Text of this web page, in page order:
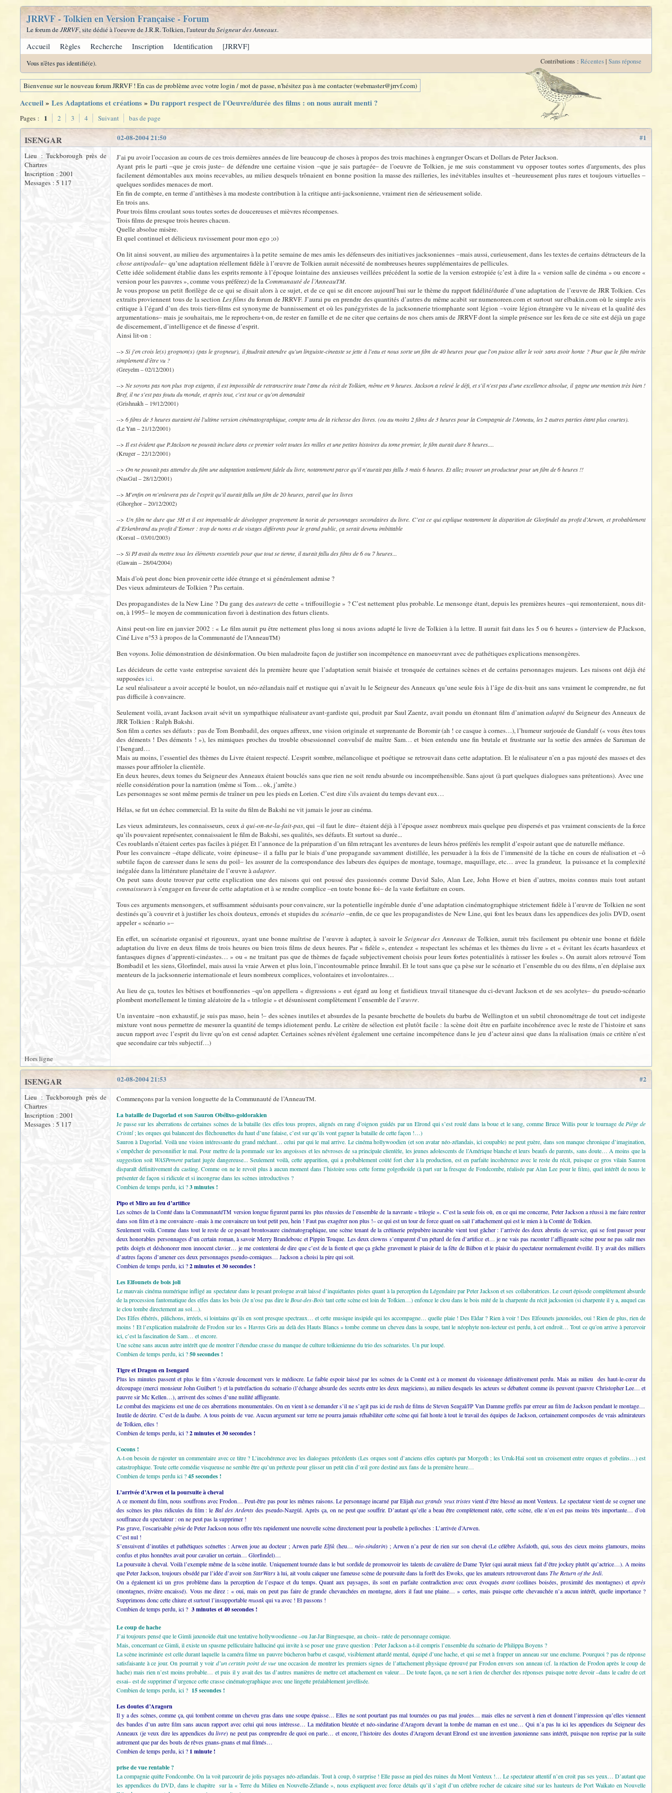
JRRVF - Tolkien en Version Française - Forum
Le forum deJRRVF, site dédié à l'oeuvre de J.R.R. Tolkien, l'auteur du Seigneur des Anneaux.
Accueil Règles Recherche Inscription Identification [JRRVF]
Vous n'êtes pas identifié(e). Contributions : Récentes| Sans réponse
Bienvenue sur le nouveau forum JRRVF ! En cas de problème avec votre login / mot de passe, n'hésitez pas à me contacter (webmaster@jrrvf.com)
Accueil» Les Adaptations et créations» Du rapport respect de l'Oeuvre/durée des films : on nous aurait menti ?
Pages : 1 2 3 4 Suivant bas de page
#1
02-08-2004 21:50
ISENGAR
Lieu : Tuckborough près de
Chartres
Inscription : 2001
Messages : 5 117
J’ai pu avoir l’occasion au cours de ces trois dernières années de lire beaucoup de choses à propos des trois machines à engranger Oscars et Dollars de Peter Jackson.
Ayant pris le parti –que je crois juste– de défendre une certaine vision –que je sais partagée– de l’oeuvre de Tolkien, je me suis constamment vu opposer toutes sortes d'arguments, des plus
facilement démontables aux moins recevables, au milieu desquels trônaient en bonne position la masse des railleries, les inévitables insultes et –heureusement plus rares et toujours virtuelles –
quelques sordides menaces de mort.
En fin de compte, en terme d’antithèses à ma modeste contribution à la critique anti-jacksonienne, vraiment rien de sérieusement solide.
En trois ans.
Pour trois films croulant sous toutes sortes de doucereuses et mièvres récompenses.
Trois films de presque trois heures chacun.
Quelle absolue misère.
Et quel continuel et délicieux ravissement pour mon ego ;o)
On lit ainsi souvent, au milieu des argumentaires à la petite semaine de mes amis les défenseurs des initiatives jacksoniennes –mais aussi, curieusement, dans les textes de certains détracteurs de la
chose antipodale– qu’une adaptation réellement fidèle à l’œuvre de Tolkien aurait nécessité de nombreuses heures supplémentaires de pellicules.
Cette idée solidement établie dans les esprits remonte à l’époque lointaine des anxieuses veillées précédent la sortie de la version estropiée (c’est à dire la « version salle de cinéma » ou encore «
version pour les pauvres », comme vous préférez) de la Communauté de l’AnneauTM.
Je vous propose un petit florilège de ce qui se disait alors à ce sujet, et de ce qui se dit encore aujourd’hui sur le thème du rapport fidélité/durée d’une adaptation de l’œuvre de JRR Tolkien. Ces
extraits proviennent tous de la section Les films du forum de JRRVF. J’aurai pu en prendre des quantités d’autres du même acabit sur numenoreen.com et surtout sur elbakin.com où le simple avis
critique à l’égard d’un des trois tiers-films est synonyme de bannissement et où les panégyristes de la jacksonnerie triomphante sont légion –voire légion étrangère vu le niveau et la qualité des
argumentations– mais je souhaitais, me le reprochera-t-on, de rester en famille et de ne citer que certains de nos chers amis de JRRVF dont la simple présence sur les fora de ce site est déjà un gage
de discernement, d’intelligence et de finesse d’esprit.
Ainsi lit-on :
-->Si j'en crois le(s) grognon(s) (pas le grogneur), il faudrait attendre qu'un linguiste-cineaste se jette à l'eau et nous sorte un film de 40 heures pour que l'on puisse aller le voir sans avoir honte ? Pour que le film mérite
simplement d'être vu ?
(Greyelm – 02/12/2001)
-->Ne soyons pas non plus trop exigents, il est impossible de retranscrire toute l'ame du récit de Tolkien, même en 9 heures. Jackson a relevé le défi, et s'il n'est pas d'une excellence absolue, il gagne une mention très bien !
Bref, il ne s'est pas foutu du monde, et après tout, c'est tout ce qu'on demandait
(Grishnakh – 19/12/2001)
--> 6 films de 3 heures auraient été l'ultime version cinématographique, compte tenu de la richesse des livres. (ou au moins 2 films de 3 heures pour la Compagnie de l'Anneau, les 2 autres parties étant plus courtes).
(Le Yan – 21/12/2001)
--> Il est évident que P.Jackson ne pouvait inclure dans ce premier volet toutes les milles et une petites histoires du tome premier, le film aurait dure 8 heures....
(Kruger – 22/12/2001)
--> On ne pouvait pas attendre du film une adaptation totalement fidele du livre, notamment parce qu'il n'aurait pas fallu 3 mais 6 heures. Et allez trouver un producteur pour un film de 6 heures !!
(NasGul – 28/12/2001)
--> M'enfin on m'enlevera pas de l'esprit qu'il aurait fallu un film de 20 heures, pareil que les livres
(Ghorghor – 20/12/2002)
--> Un film ne dure que 3H et il est impensable de développer proprement la noria de personnages secondaires du livre. C’est ce qui explique notamment la disparition de Glorfindel au profit d’Arwen, et probablement
d’Erkenbrand au profit d’Eomer : trop de noms et de visages différents pour le grand public, ça serait devenu imbittable
(Korsul – 03/01/2003)
--> Si PJ avait du mettre tous les éléments essentiels pour que tout se tienne, il aurait fallu des films de 6 ou 7 heures...
(Gawain – 28/04/2004)
Mais d’où peut donc bien provenir cette idée étrange et si généralement admise ?
Des vieux admirateurs de Tolkien ? Pas certain.
Des propagandistes de la New Line ? Du gang desauteursde cette « triffouillogie » ? C’est nettement plus probable. Le mensonge étant, depuis les premières heures –qui remonteraient, nous dit-
on, à 1995– le moyen de communication favori à destination des futurs clients.
Ainsi peut-on lire en janvier 2002 : « Le film aurait pu être nettement plus long si nous avions adapté le livre de Tolkien à la lettre. Il aurait fait dans les 5 ou 6 heures » (interview de P.Jackson,
Ciné Live n°53 à propos de la Communauté de l’AnneauTM)
Ben voyons. Jolie démonstration de désinformation. Ou bien maladroite façon de justifier son incompétence en manoeuvrant avec de pathétiques explications mensongères.
Les décideurs de cette vaste entreprise savaient dés la première heure que l’adaptation serait biaisée et tronquée de certaines scènes et de certains personnages majeurs. Les raisons ont déjà été
supposéesici.
Le seul réalisateur a avoir accepté le boulot, un néo-zélandais naïf et rustique qui n’avait lu le Seigneur des Anneaux qu’une seule fois à l’âge de dix-huit ans sans vraiment le comprendre, ne fut
pas difficile à convaincre.
Seulement voilà, avant Jackson avait sévit un sympathique réalisateur avant-gardiste qui, produit par Saul Zaentz, avait pondu un étonnant film d’animationadapté du Seigneur des Anneaux de
JRR Tolkien : Ralph Bakshi.
Son film a certes ses défauts : pas de Tom Bombadil, des orques affreux, une vision originale et surprenante de Boromir (ah ! ce casque à cornes…), l’humeur surjouée de Gandalf (« vous êtes tous
des déments ! Des déments ! »), les mimiques proches du trouble obsessionnel convulsif de maître Sam… et bien entendu une fin brutale et frustrante sur la sortie des armées de Saruman de
l’Isengard…
Mais au moins, l’essentiel des thèmes du Livre étaient respecté. L’esprit sombre, mélancolique et poétique se retrouvait dans cette adaptation. Et le réalisateur n’en a pas rajouté des masses et des
masses pour affrioler la clientèle.
En deux heures, deux tomes du Seigneur des Anneaux étaient bouclés sans que rien ne soit rendu absurde ou incompréhensible. Sans ajout (à part quelques dialogues sans prétentions). Avec une
réelle considération pour la narration (même si Tom… ok, j’arrête.)
Les personnages se sont même permis de traîner un peu les pieds en Lorien. C’est dire s’ils avaient du temps devant eux…
Hélas, se fut un échec commercial. Et la suite du film de Bakshi ne vit jamais le jour au cinéma.
Les vieux admirateurs, les connaisseurs, ceux à qui-on-ne-la-fait-pas, qui –il faut le dire– étaient déjà à l’époque assez nombreux mais quelque peu dispersés et pas vraiment conscients de la force
qu’ils pouvaient représenter, connaissaient le film de Bakshi, ses qualités, ses défauts. Et surtout sa durée...
Ces roublards n’étaient certes pas faciles à piéger. Et l’annonce de la préparation d’un film retraçant les aventures de leurs héros préférés les remplit d’espoir autant que de naturelle méfiance.
Pour les convaincre –étape délicate, voire épineuse– il a fallu par le biais d’une propagande savamment distillée, les persuader à la fois de l’immensité de la tâche en cours de réalisation et –ô
subtile façon de caresser dans le sens du poil– les assurer de la correspondance des labeurs des équipes de montage, tournage, maquillage, etc… avec la grandeur, la puissance et la complexité
inégalée dans la littérature planétaire de l’œuvre àadapter.
On peut sans doute trouver par cette explication une des raisons qui ont poussé des passionnés comme David Salo, Alan Lee, John Howe et bien d’autres, moins connus mais tout autant
connaisseursà s’engager en faveur de cette adaptation et à se rendre complice –en toute bonne foi– de la vaste forfaiture en cours.
Tous ces arguments mensongers, et suffisamment séduisants pour convaincre, sur la potentielle ingérable durée d’une adaptation cinématographique strictement fidèle à l’œuvre de Tolkien ne sont
destinés qu’à couvrir et à justifier les choix douteux, erronés et stupides du scénario–enfin, de ce que les propagandistes de New Line, qui font les beaux dans les appendices des jolis DVD, osent
appeler « scénario »–
En effet, un scénariste organisé et rigoureux, ayant une bonne maîtrise de l’œuvre à adapter, à savoir leSeigneur des Anneaux de Tolkien, aurait très facilement pu obtenir une bonne et fidèle
adaptation du livre en deux films de trois heures ou bien trois films de deux heures. Par « fidèle », entendez « respectant les schémas et les thèmes du livre » et « évitant les écarts hasardeux et
fantasques dignes d’apprenti-cinéastes… » ou « ne traitant pas que de thèmes de façade subjectivement choisis pour leurs fortes potentialités à ratisser les foules ». On aurait alors retrouvé Tom
Bombadil et les siens, Glorfindel, mais aussi la vraie Arwen et plus loin, l’incontournable prince Imrahil. Et le tout sans que ça pèse sur le scénario et l’ensemble du ou des films, n’en déplaise aux
menteurs de la jacksonnerie internationale et leurs nombreux complices, volontaires et involontaires…
Au lieu de ça, toutes les bêtises et bouffonneries –qu’on appellera « digressions » eut égard au long et fastidieux travail titanesque du ci-devant Jackson et de ses acolytes– du pseudo-scénario
plombent mortellement le timing aléatoire de la « trilogie » et désunissent complètement l’ensemble de l’œuvre.
Un inventaire –non exhaustif, je suis pas maso, hein !– des scènes inutiles et absurdes de la pesante brochette de boulets du barbu de Wellington et un subtil chronométrage de tout cet indigeste
mixture vont nous permettre de mesurer la quantité de temps idiotement perdu. Le critère de sélection est plutôt facile : la scène doit être en parfaite incohérence avec le reste de l’histoire et sans
aucun rapport avec l’esprit du livre qu’on est censé adapter. Certaines scènes révèlent également une certaine incompétence dans le jeu d’acteur ainsi que dans la réalisation (mais ce critère n’est
que secondaire car très subjectif…)
Hors ligne
#2
02-08-2004 21:53
ISENGAR
Lieu : Tuckborough près de
Chartres
Inscription : 2001
Messages : 5 117
Commençons par la version longuette de la Communauté de l’AnneauTM.
La bataille de Dagorlad et son Sauron Obélixo-goldorakien
Je passe sur les aberrations de certaines scènes de la bataille (les elfes tous propres, alignés en rang d’oignon guidés par un Elrond qui s’est roulé dans la boue et le sang, comme Bruce Willis pour le tournage de Piège de
Cristal; les orques qui balancent des flèchounettes du haut d’une falaise, c’est sur qu’ils vont gagner la bataille de cette façon !…)
Sauron à Dagorlad. Voilà une vision intéressante du grand méchant… celui par qui le mal arrive. Le cinéma hollywoodien (et son avatar néo-zélandais, ici coupable) ne peut guère, dans son manque chronique d’imagination,
s’empêcher de personnifier le mal. Pour mettre de la pommade sur les angoisses et les névroses de sa principale clientèle, les jeunes adolescents de l’Amérique blanche et leurs beaufs de parents, sans doute… A moins que la
suggestion soit WASPementparlant jugée dangereuse... Seulement voilà, cette apparition, qui a probablement coûté fort cher à la production, est en parfaite incohérence avec le reste du récit, puisque ce gros vilain Sauron
disparaît définitivement du casting. Comme on ne le revoit plus à aucun moment dans l’histoire sous cette forme golgothoïde (à part sur la fresque de Fondcombe, réalisée par Alan Lee pour le film), quel intérêt de nous le
présenter de façon si ridicule et si incongrue dans les scènes introductives ?
Combien de temps perdu, ici ?3 minutes !
Pipo et Miro au feu d’artifice
Les scènes de la Comté dans la CommunautéTM version longue figurent parmi les plus réussies de l’ensemble de la navrante « trilogie ». C’est la seule fois où, en ce qui me concerne, Peter Jackson a réussi à me faire rentrer
dans son film et à me convaincre –mais à me convaincre un tout petit peu, hein ! Faut pas exagérer non plus !– ce qui est un tour de force quant on sait l’attachement qui est le mien à la Comté de Tolkien.
Seulement voilà. Comme dans tout le reste de ce pesant brontosaure cinématographique, une scène tenant de la crétinerie prépubère incurable vient tout gâcher : l’arrivée des deux abrutis de service, qui se font passer pour
deux honorables personnages d’un certain roman, à savoir Merry Brandebouc et Pippin Touque. Les deux clowns s’emparent d’un pétard de feu d’artifice et… je ne vais pas raconter l’affligeante scène pour ne pas salir mes
petits doigts et déshonorer mon innocent clavier… je me contenterai de dire que c’est de la fiente et que ça gâche gravement le plaisir de la fête de Bilbon et le plaisir du spectateur normalement éveillé. Il y avait des milliers
d’autres façons d’amener ces deux personnages pseudo-comiques… Jackson a choisi la pire qui soit.
Combien de temps perdu, ici ?2 minutes et 30 secondes !
Les Elfounets de bois joli
Le mauvais cinéma numérique infligé au spectateur dans le pesant prologue avait laissé d’inquiétantes pistes quant à la perception du Légendaire par Peter Jackson et ses collaboratrices. Le court épisode complètement absurde
de la procession fantomatique des elfes dans les bois (Je n’ose pas dire le Bout-des-Boistant cette scène est loin de Tolkien…) enfonce le clou dans le bois mité de la charpente du récit jacksonien (si charpente il y a, auquel cas
le clou tombe directement au sol…).
Des Elfes éthérés, pâlichons, irréels, si lointains qu’ils en sont presque spectraux… et cette musique insipide qui les accompagne… quelle plaie ! Des Eldar ? Rien à voir ! Des Elfounets jaxonoïdes, oui ! Rien de plus, rien de
moins ! Et l’explication maladroite de Frodon sur les « Havres Gris au delà des Hauts Blancs » tombe comme un cheveu dans la soupe, tant le néophyte non-lecteur est perdu, à cet endroit… Tout ce qu’on arrive à percevoir
ici, c’est la fascination de Sam… et encore.
Une scène sans aucun autre intérêt que de montrer l’étendue crasse du manque de culture tolkienienne du trio des scénaristes. Un pur loupé.
Combien de temps perdu, ici ?50 secondes !
Tigre et Dragon en Isengard
Plus les minutes passent et plus le film s’écroule doucement vers le médiocre. Le faible espoir laissé par les scènes de la Comté est à ce moment du visionnage définitivement perdu. Mais au milieu des haut-le-cœur du
découpage (merci monsieur John Guilbert !) et la putréfaction du scénario (l’échange absurde des secrets entre les deux magiciens), au milieu desquels les acteurs se débattent comme ils peuvent (pauvre Christopher Lee… et
pauvre sir Mc Kellen…), arrivent des scènes d’une nullité affligeante.
Le combat des magiciens est une de ces aberrations monumentales. On en vient à se demander s’il ne s’agit pas ici de rush de films de Steven Seagal/JP Van Damme greffés par erreur au film de Jackson pendant le montage…
Inutile de décrire. C’est de la daube. A tous points de vue. Aucun argument sur terre ne pourra jamais réhabiliter cette scène qui fait honte à tout le travail des équipes de Jackson, certainement composées de vrais admirateurs
de Tolkien, elles !
Combien de temps perdu, ici ?2 minutes et 30 secondes !
Cocons !
A-t-on besoin de rajouter un commentaire avec ce titre ? L’incohérence avec les dialogues précédents (Les orques sont d’anciens elfes capturés par Morgoth ; les Uruk-Haï sont un croisement entre orques et gobelins…) est
catastrophique. Toute cette comédie visqueuse ne semble être qu’un prétexte pour glisser un petit clin d’œil gore destiné aux fans de la première heure…
Combien de temps perdu ici ?45 secondes !
L’arrivée d’Arwen et la poursuite à cheval
A ce moment du film, nous souffrons avec Frodon… Peut-être pas pour les mêmes raisons. Le personnage incarné par Elijahaux grands yeux tristesvient d’être blessé au mont Venteux. Le spectateur vient de se cogner une
des scènes les plus ridicules du film : le Bal des Ardents des pseudo-Nazgûl. Après ça, on ne peut que souffrir. D’autant qu’elle a beau être complètement ratée, cette scène, elle n’en est pas moins très importante… d’où
souffrance du spectateur : on ne peut pas la supprimer !
Pas grave, l’oscarisable géniede Peter Jackson nous offre très rapidement une nouvelle scène directement pour la poubelle à pelloches : L’arrivée d’Arwen.
C’est nul !
S’ensuivent d’inutiles et pathétiques scénettes : Arwen joue au docteur ; Arwen parle Elfik(heu… néo-sindarin) ; Arwen n’a peur de rien sur son cheval (Le célèbre Asfaloth, qui, sous des cieux moins glamours, moins
confus et plus honnêtes avait pour cavalier un certain… Glorfindel)…
La poursuite à cheval. Voilà l’exemple même de la scène inutile. Uniquement tournée dans le but sordide de promouvoir les talents de cavalière de Dame Tyler (qui aurait mieux fait d’être jockey plutôt qu’actrice…). A moins
que Peter Jackson, toujours obsédé par l’idée d’avoir son StarWarsà lui, ait voulu calquer une fameuse scène de poursuite dans la forêt des Ewoks, que les amateurs retrouveront dansThe Return of the Jedi.
On a également ici un gros problème dans la perception de l’espace et du temps. Quant aux paysages, ils sont en parfaite contradiction avec ceux évoqués avant(collines boisées, proximité des montagnes) etaprès
(montagnes, rivière encaissé). Vous me direz : « oui, mais on peut pas faire de grande chevauchées en montagne, alors il faut une plaine… » certes, mais puisque cette chevauchée n’a aucun intérêt, quelle importance ?
Supprimons donc cette chiure et surtout l’insupportablemusakqui va avec ! Et passons !
Combien de temps perdu, ici ? 3 minutes et 40 secondes !
Le coup de hache
J’ai toujours pensé que le Gimli jaxonoïde était une tentative hollywoodienne –ou Jar-Jar Binguesque, au choix– ratée de personnage comique.
Mais, concernant ce Gimli, il existe un spasme pelliculaire halluciné qui invite à se poser une grave question : Peter Jackson a-t-il compris l’ensemble du scénario de Philippa Boyens ?
La scène incriminée est celle durant laquelle la caméra filme un pauvre bûcheron barbu et casqué, visiblement attardé mental, équipé d’une hache, et qui se met à frapper un anneau sur une enclume. Pourquoi ? pas de réponse
satisfaisante à ce jour. On pourrait y voir d’un certain point de vue une occasion de montrer les premiers signes de l’attachement physique éprouvé par Frodon envers son anneau (cf. la réaction de Frodon après le coup de
hache) mais rien n’est moins probable… et puis il y avait des tas d’autres manières de mettre cet attachement en valeur… De toute façon, ça ne sert à rien de chercher des réponses puisque notre devoir –dans le cadre de cet
essai– est de supprimer d’urgence cette crasse cinématographique avec une lingette préalablement javellisée.
Combien de temps perdu, ici ? 15 secondes !
Les doutes d’Aragorn
Il y a des scènes, comme ça, qui tombent comme un cheveu gras dans une soupe épaisse… Elles ne sont pourtant pas mal tournées ou pas mal jouées… mais elles ne servent à rien et donnent l’impression qu’elles viennent
des bandes d’un autre film sans aucun rapport avec celui qui nous intéresse… La méditation bleutée et néo-sindarine d’Aragorn devant la tombe de maman en est une… Qui n’a pas lu ici les appendices du Seigneur des
Anneaux (je veux dire les appendices dulivre) ne peut pas comprendre de quoi on parle… et encore, l’histoire des doutes d’Aragorn devant Elrond est une invention jaxonienne sans intérêt, puisque non reprise par la suite
autrement que par des bouts de rêves gnans-gnans et mal filmés…
Combien de temps perdu, ici ? 1 minute !
prise de vue rentable ?
La compagnie quitte Fondcombe. On la voit parcourir de jolis paysages néo-zélandais. Tout à coup, ô surprise ! Elle passe au pied des ruines du Mont Venteux !… Le spectateur attentif n’en croit pas ses yeux… D’autant que
les appendices du DVD, dans le chapitre sur la « Terre du Milieu en Nouvelle-Zélande », nous expliquent avec force détails qu’il s’agit d’un célèbre rocher de calcaire situé sur les hauteurs de Port Waikato en Nouvelle